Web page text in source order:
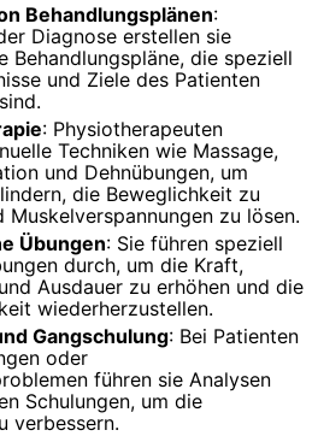
Behandlungsplänen:
Diagnose erstellen sie
Behandlungspläne, die speziell
und Ziele des Patienten
: Physiotherapeuten
Techniken wie Massage,
und Dehnübungen, um
die Beweglichkeit zu
Muskelverspannungen zu lösen.
Übungen: Sie führen speziell
durch, um die Kraft,
Ausdauer zu erhöhen und die
wiederherzustellen.
Gangschulung: Bei Patienten
oder
führen sie Analysen
Schulungen, um die
verbessern.